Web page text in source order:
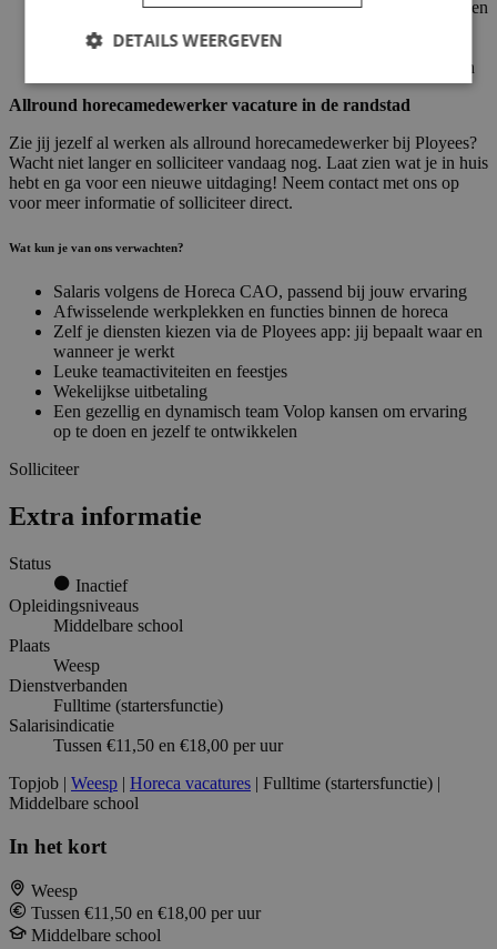
Je bent flexibel en vindt het leuk om afwisselend werk te doen
Je werkt goed samen met collega’s
Je blijft rustig en overzicht houden tijdens drukke momenten
Allround horecamedewerker vacature in de randstad
Zie jij jezelf al werken als allround horecamedewerker bij Ployees?
Wacht niet langer en solliciteer vandaag nog. Laat zien wat je in huis
hebt en ga voor een nieuwe uitdaging! Neem contact met ons op
voor meer informatie of solliciteer direct.
Wat kun je van ons verwachten?
Salaris volgens de Horeca CAO, passend bij jouw ervaring
Afwisselende werkplekken en functies binnen de horeca
Zelf je diensten kiezen via de Ployees app: jij bepaalt waar en
wanneer je werkt
Leuke teamactiviteiten en feestjes
Wekelijkse uitbetaling
Een gezellig en dynamisch team Volop kansen om ervaring
op te doen en jezelf te ontwikkelen
Solliciteer
Extra informatie
Status
Inactief
Opleidingsniveaus
Middelbare school
Plaats
Weesp
Dienstverbanden
Fulltime (startersfunctie)
Salarisindicatie
Tussen €11,50 en €18,00 per uur
Topjob | Weesp | Horeca vacatures | Fulltime (startersfunctie) |
Middelbare school
In het kort
Weesp
Tussen €11,50 en €18,00 per uur
Middelbare school
DETAILS WEERGEVEN